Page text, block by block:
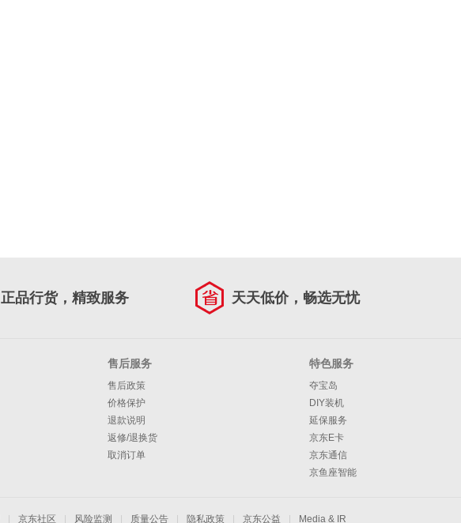
正品行货，精致服务 天天低价，畅选无忧
售后服务
售后政策
价格保护
退款说明
返修/退换货
取消订单
特色服务
夺宝岛
DIY装机
延保服务
京东E卡
京东通信
京鱼座智能
京东社区 风险监测 质量公告 隐私政策 京东公益 Media & IR